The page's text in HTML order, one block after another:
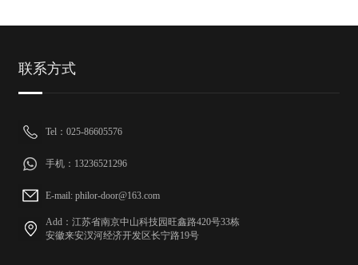
联系方式
Tel：025-86605576
手机：13236521296
E-mail: philor-door@163.com
Add：江苏省南京中山科技园旺鑫路420号33栋
安徽来安汊河经济开发区长宁路19号